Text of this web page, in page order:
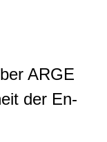
ARGE
der En­